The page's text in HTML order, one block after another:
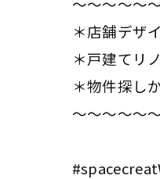
＊店舗デザ
＊戸建てリ
＊物件探し
〜〜〜〜〜